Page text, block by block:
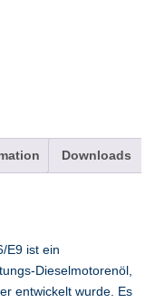
Downloads
E9 ist ein
Dieselmotorenöl,
entwickelt wurde. Es